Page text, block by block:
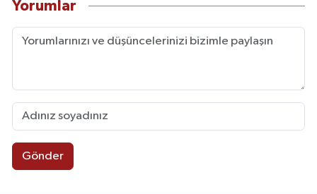
Yorumlar
Gönder